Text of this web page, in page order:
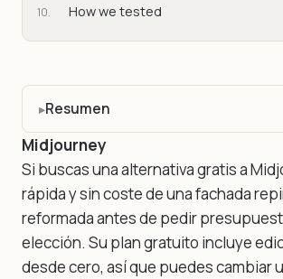
Resumen
How we tested
Midjourney
Si buscas una alternativa gratis a
rápida y sin coste de una fachada
reformada antes de pedir
elección. Su plan gratuito incluye
desde cero, así que puedes cambiar